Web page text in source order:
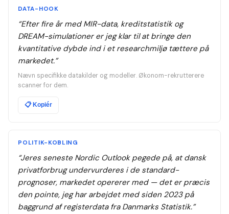
DATA-HOOK
“Efter fire år med MIR-data, kreditstatistik og
DREAM-simulationer er jeg klar til at bringe den
kvantitative dybde ind i et researchmiljø tættere på
markedet.”
Nævn specifikke datakilder og modeller. Økonom-rekrutterere
scanner for dem.
📋Kopiér
POLITIK-KOBLING
“Jeres seneste Nordic Outlook pegede på, at dansk
privatforbrug undervurderes i de standard-
prognoser, markedet opererer med — det er præcis
den pointe, jeg har arbejdet med siden 2023 på
baggrund af registerdata fra Danmarks Statistik.”